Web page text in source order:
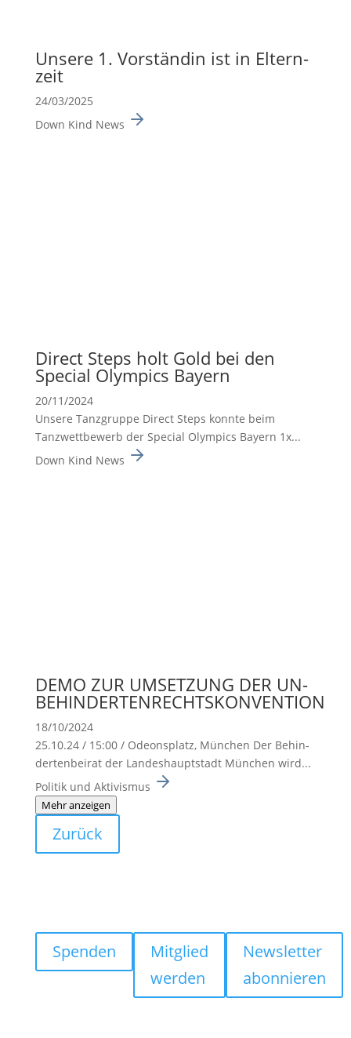
Unsere 1. Vorständin ist in Eltern­
zeit
24/03/2025
Down Kind News
Direct Steps holt Gold bei den
Special Olympics Bayern
20/11/2024
Unsere Tanzgruppe Direct Steps konnte beim
Tanzwett­be­werb der Special Olympics Bayern 1x...
Down Kind News
DEMO ZUR UMSETZUNG DER UN-
BEHINDERTENRECHTSKONVENTION
18/10/2024
25.10.24 / 15:00 / Odeons­platz, München Der Behin­
der­ten­beirat der Landes­haupt­stadt München wird...
Politik und Aktivismus
Mehr anzeigen
Zurück
Spenden
Mitglied
werden
Newsletter
abonnieren